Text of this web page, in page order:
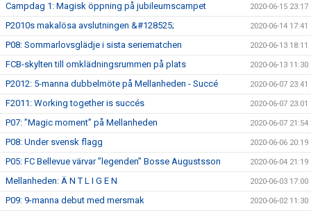
Campdag 1: Magisk öppning på jubileumscampet 2020-06-15 23:17
P2010s makalösa avslutningen &#128525; 2020-06-14 17:41
P08: Sommarlovsglädje i sista seriematchen 2020-06-13 18:11
FCB-skylten till omklädningsrummen på plats 2020-06-13 11:30
P2012: 5-manna dubbelmöte på Mellanheden - Succé 2020-06-07 23:41
F2011: Working together is succés 2020-06-07 23:01
P07: ”Magic moment” på Mellanheden 2020-06-07 21:54
P08: Under svensk flagg 2020-06-06 20:19
P05: FC Bellevue värvar ”legenden” Bosse Augustsson 2020-06-04 21:19
Mellanheden: Ä N T L I G E N 2020-06-03 17:00
P09: 9-manna debut med mersmak 2020-06-02 11:30